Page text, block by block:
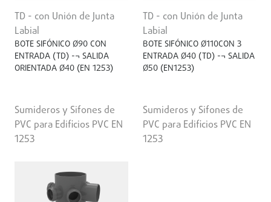
TD - con Unión de Junta
Labial
BOTE SIFÓNICO Ø90 CON
ENTRADA (TD) -¬ SALIDA
ORIENTADA Ø40 (EN 1253)
Sumideros y Sifones de
PVC para Edificios PVC EN
1253
TD - con Unión de Junta
Labial
BOTE SIFÓNICO Ø110CON 3
ENTRADA Ø40 (TD) -¬ SALIDA
Ø50 (EN1253)
Sumideros y Sifones de
PVC para Edificios PVC EN
1253